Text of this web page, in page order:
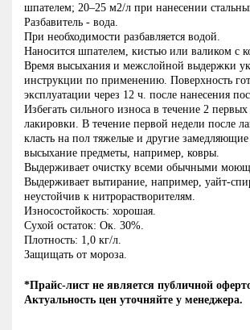
шпателем; 20–25 м2/л при нанесении
Разбавитель - вода.
При необходимости разбавляется водой.
Наносится шпателем, кистью или валиком с
Время высыхания и межслойной выдержки
инструкции по применению. Поверхность
эксплуатации через 12 ч. после нанесения
Избегать сильного износа в течение 2 первых
лакировки. В течение первой недели после
класть на пол тяжелые и другие замедляющие
высыхание предметы, например, ковры.
Выдерживает очистку всеми обычными
Выдерживает вытирание, например, уайт-
неустойчив к нитрорастворителям.
Износостойкость: хорошая.
Сухой остаток: Ок. 30%.
Плотность: 1,0 кг/л.
Защищать от мороза.
*Прайс-лист не является публичной
Актуальность цен уточняйте у менеджера.